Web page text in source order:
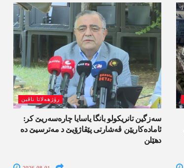
رۆژھەلاتا ناڤین
سەزگین تانریکولو بانگا یاسایا چارەسەریێ کر:
ئامادەکاریێن ڤەشارتی پێڤاژۆیێ د مەترسیێ دە
دھێلن